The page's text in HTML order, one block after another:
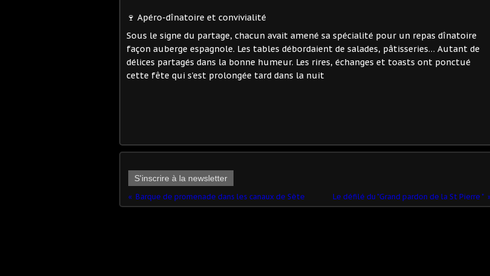
🍷 Apéro-dînatoire et convivialité
Sous le signe du partage, chacun avait amené sa spécialité pour un repas dînatoire
façon auberge espagnole. Les tables débordaient de salades, pâtisseries… Autant de
délices partagés dans la bonne humeur. Les rires, échanges et toasts ont ponctué
cette fête qui s’est prolongée tard dans la nuit
S'inscrire à la newsletter
Barque de promenade dans les canaux de Sète Le défilé du "Grand pardon de la St Pierre "